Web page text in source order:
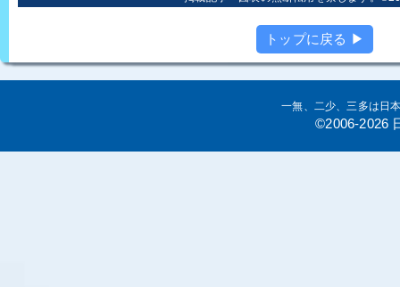
トップに戻る ▶
一無、二少、三多は日
©2006-2026